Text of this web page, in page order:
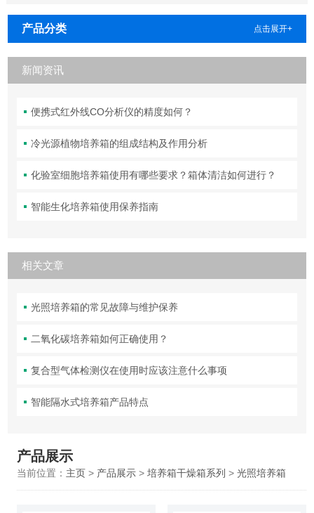
产品分类 点击展开+
新闻资讯
便携式红外线CO分析仪的精度如何？
冷光源植物培养箱的组成结构及作用分析
化验室细胞培养箱使用有哪些要求？箱体清洁如何进行？
智能生化培养箱使用保养指南
相关文章
光照培养箱的常见故障与维护保养
二氧化碳培养箱如何正确使用？
复合型气体检测仪在使用时应该注意什么事项
智能隔水式培养箱产品特点
产品展示
当前位置： 主页> 产品展示> 培养箱干燥箱系列 > 光照培养箱